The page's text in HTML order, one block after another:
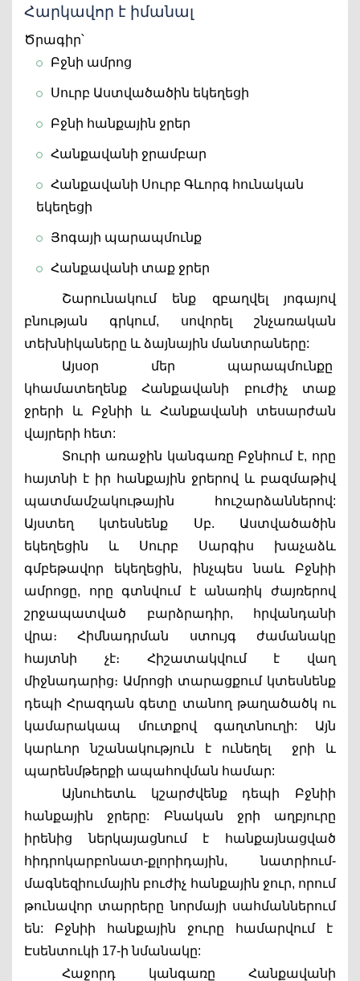
Հարկավոր է իմանալ
Ծրագիր՝
Բջնի ամրոց
Սուրբ Աստվածածին եկեղեցի
Բջնի հանքային ջրեր
Հանքավանի ջրամբար
Հանքավանի Սուրբ Գևորգ հունական
եկեղեցի
Յոգայի պարապմունք
Հանքավանի տաք ջրեր
Շարունակում ենք զբաղվել յոգայով
բնության գրկում, սովորել շնչառական
տեխնիկաները և ձայնային մանտրաները:
Այսօր մեր պարապմունքը
կհամատեղենք Հանքավանի բուժիչ տաք
ջրերի և Բջնիի և Հանքավանի տեսարժան
վայրերի հետ:
Տուրի առաջին կանգառը Բջնիում է, որը
հայտնի է իր հանքային ջրերով և բազմաթիվ
պատմամշակութային հուշարձաններով:
Այստեղ կտեսնենք Սբ. Աստվածածին
եկեղեցին և Սուրբ Սարգիս խաչաձև
գմբեթավոր եկեղեցին, ինչպես նաև Բջնիի
ամրոցը, որը գտնվում է անառիկ ժայռերով
շրջապատված բարձրադիր, հրվանդանի
վրա։ Հիմնադրման ստույգ ժամանակը
հայտնի չէ։ Հիշատակվում է վաղ
միջնադարից։ Ամրոցի տարացքում կտեսնենք
դեպի Հրազդան գետը տանող թաղածածկ ու
կամարակապ մուտքով գաղտնուղի: Այն
կարևոր նշանակություն է ունեղել  ջրի և
պարենմթերքի ապահովման համար:
Այնուհետև կշարժվենք դեպի Բջնիի
հանքային ջրերը: Բնական ջրի աղբյուրը
իրենից ներկայացնում է հանքայնացված
հիդրոկարբոնատ-քլորիդային, նատրիում-
մագնեզիումային բուժիչ հանքային ջուր, որում
թունավոր տարրերը նորմայի սահմաններում
են: Բջնիի հանքային ջուրը համարվում է
Էսենտուկի 17-ի նմանակը:
Հաջորդ կանգառը Հանքավանի